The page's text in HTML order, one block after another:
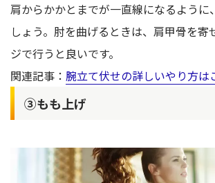
肩からかかとまでが一直線になるように
しょう。肘を曲げるときは、肩甲骨を寄
ジで行うと良いです。
関連記事： 腕立て伏せの詳しいやり方は
③もも上げ